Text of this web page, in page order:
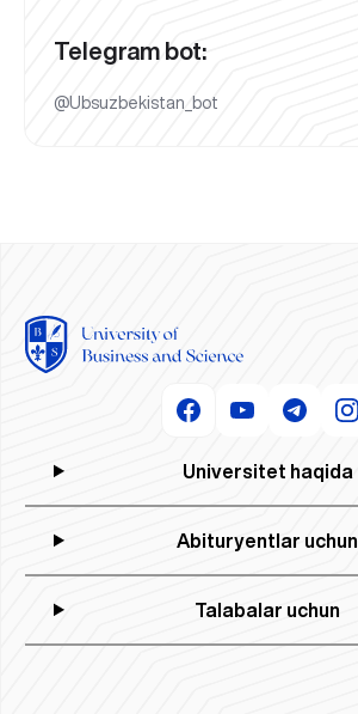
Telegram bot:
@Ubsuzbekistan_bot
Universitet haqida
Abituryentlar uchun
Talabalar uchun